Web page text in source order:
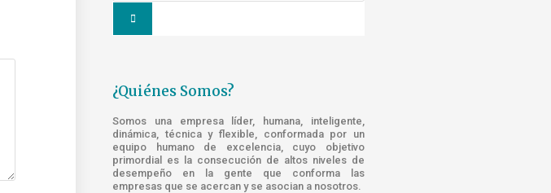
¿Quiénes Somos?
Somos una empresa líder, humana, inteligente,
dinámica, técnica y flexible, conformada por un
equipo humano de excelencia, cuyo objetivo
primordial es la consecución de altos niveles de
desempeño en la gente que conforma las
empresas que se acercan y se asocian a nosotros.